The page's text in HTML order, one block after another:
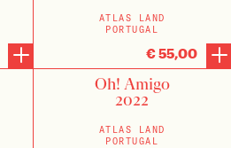
ATLAS LAND
PORTUGAL
€ 55,00
Oh! Amigo
2022
ATLAS LAND
PORTUGAL